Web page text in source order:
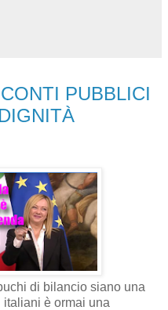
PUBBLICI
di bilancio siano una
è ormai una